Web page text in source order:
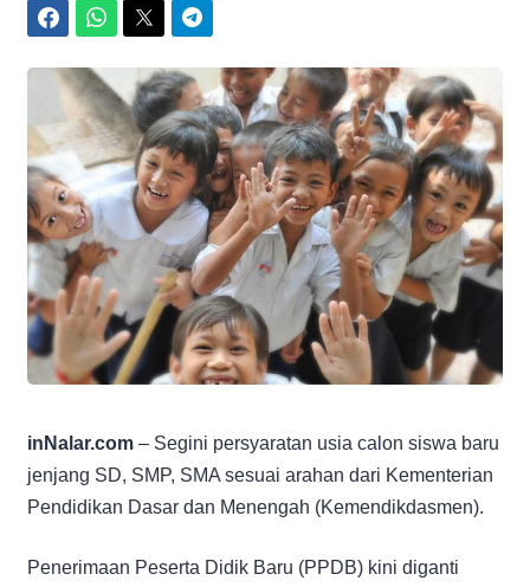
inNalar.com – Segini persyaratan usia calon siswa baru
jenjang SD, SMP, SMA sesuai arahan dari Kementerian
Pendidikan Dasar dan Menengah (Kemendikdasmen).
Penerimaan Peserta Didik Baru (PPDB) kini diganti